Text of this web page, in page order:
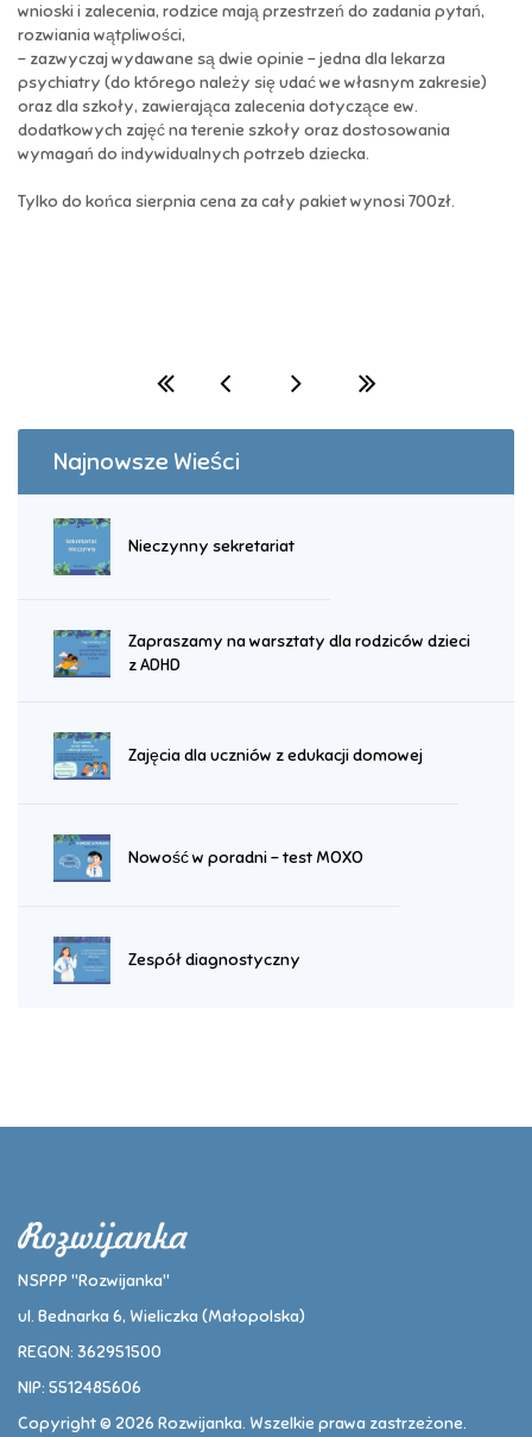
wnioski i zalecenia, rodzice mają przestrzeń do zadania pytań,
rozwiania wątpliwości,
- zazwyczaj wydawane są dwie opinie - jedna dla lekarza
psychiatry (do którego należy się udać we własnym zakresie)
oraz dla szkoły, zawierająca zalecenia dotyczące ew.
dodatkowych zajęć na terenie szkoły oraz dostosowania
wymagań do indywidualnych potrzeb dziecka.
Tylko do końca sierpnia cena za cały pakiet wynosi 700zł.
Najnowsze Wieści
Nieczynny sekretariat
Zapraszamy na warsztaty dla rodziców dzieci
z ADHD
Zajęcia dla uczniów z edukacji domowej
Nowość w poradni - test MOXO
Zespół diagnostyczny
NSPPP "Rozwijanka"
ul. Bednarka 6, Wieliczka (Małopolska)
REGON: 362951500
NIP: 5512485606
Copyright © 2026 Rozwijanka. Wszelkie prawa zastrzeżone.